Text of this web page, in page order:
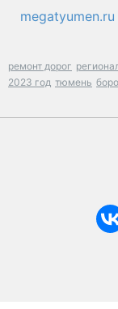
megatyumen.ru
ремонт дорог
2023 год тюмень